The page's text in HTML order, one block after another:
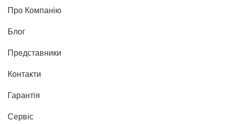
Про Компанію
Блог
Представники
Контакти
Гарантія
Сервіс